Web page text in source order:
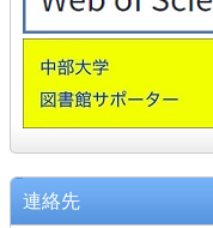
連絡先